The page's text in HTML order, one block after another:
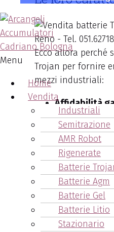
Menu
Home
Vendita
Industriali
Semitrazione
AMR Robot
Rigenerate
Batterie
Batterie Agm
Batterie Gel
Batterie Litio
Stazionario
Ecco allora perché
Trojan per fornire
mezzi industriali:
Affidabilità
Trojan si
comprovata
tempo.
offrono una
affidabile
abbiate
Versatilità:
gamma di
Trojan